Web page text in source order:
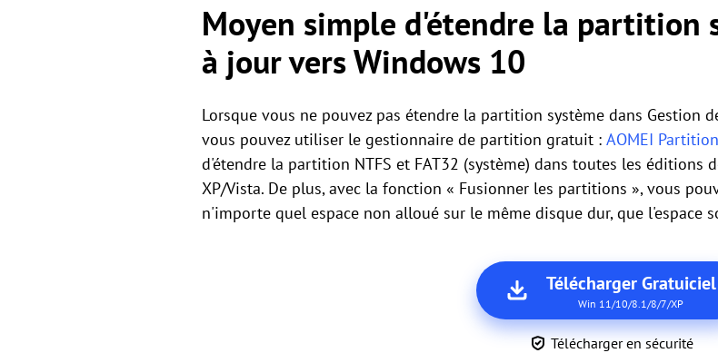
Moyen simple d'étendre la partition
à jour vers Windows 10
Lorsque vous ne pouvez pas étendre la partition système dans Gestion
vous pouvez utiliser le gestionnaire de partition gratuit : AOMEI
d'étendre la partition NTFS et FAT32 (système) dans toutes les éditions
XP/Vista. De plus, avec la fonction « Fusionner les partitions », vous
n'importe quel espace non alloué sur le même disque dur, que
Télécharger Gratuiciel
Win 11/10/8.1/8/7/XP
Télécharger en sécurité